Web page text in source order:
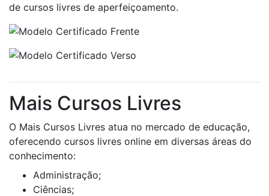
de cursos livres de aperfeiçoamento.
Mais Cursos Livres
O Mais Cursos Livres atua no mercado de educação,
oferecendo cursos livres online em diversas áreas do
conhecimento:
Administração;
Ciências;